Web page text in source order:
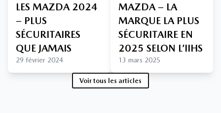
LES MAZDA 2024
– PLUS
SÉCURITAIRES
QUE JAMAIS
29 février 2024
MAZDA – LA
MARQUE LA PLUS
SÉCURITAIRE EN
2025 SELON L’IIHS
13 mars 2025
Voir tous les articles